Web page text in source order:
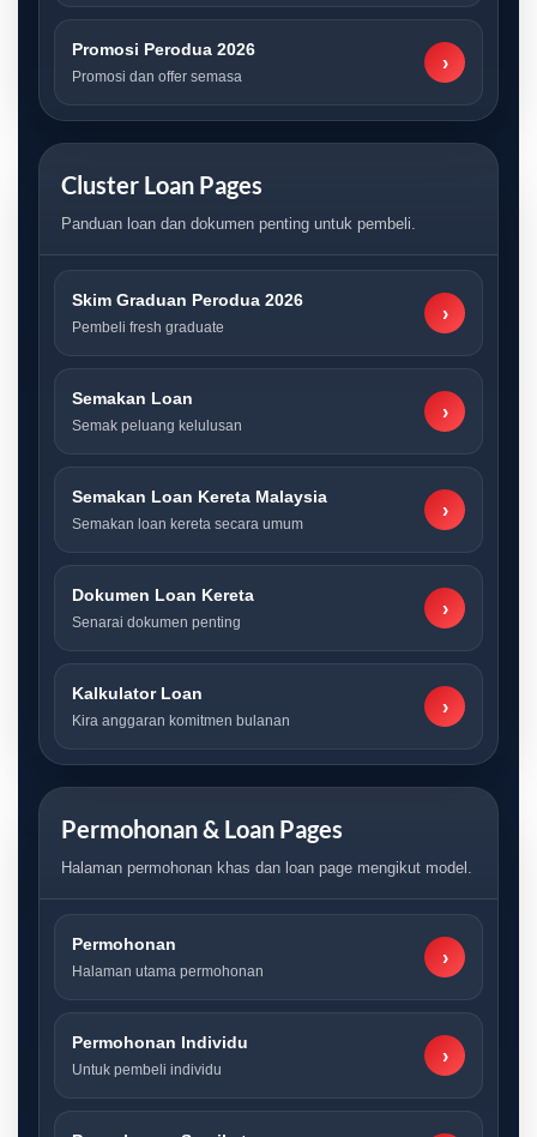
Promosi Perodua 2026
Promosi dan offer semasa
›
Cluster Loan Pages
Panduan loan dan dokumen penting untuk pembeli.
Skim Graduan Perodua 2026
Pembeli fresh graduate
›
Semakan Loan
Semak peluang kelulusan
›
Semakan Loan Kereta Malaysia
Semakan loan kereta secara umum
›
Dokumen Loan Kereta
Senarai dokumen penting
›
Kalkulator Loan
Kira anggaran komitmen bulanan
›
Permohonan & Loan Pages
Halaman permohonan khas dan loan page mengikut model.
Permohonan
Halaman utama permohonan
›
Permohonan Individu
Untuk pembeli individu
›